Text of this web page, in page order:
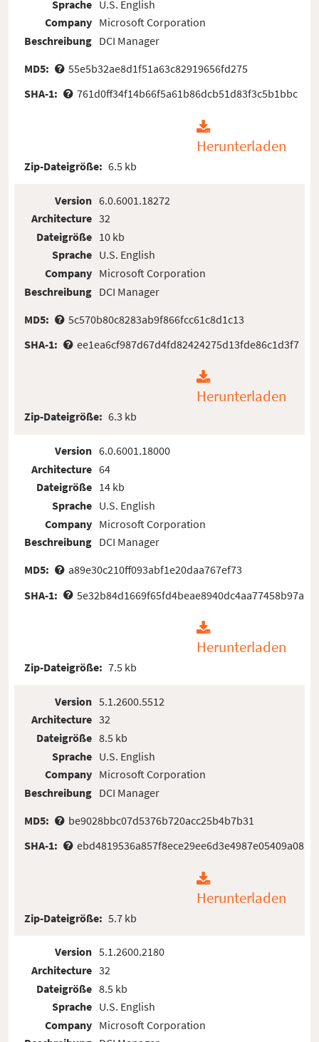
Sprache
Company
Beschreibung
U.S. English
Microsoft Corporation
DCI Manager
MD5:
55e5b32ae8d1f51a63c82919656fd275
SHA-1:
761d0ff34f14b66f5a61b86dcb51d83f3c5b1bbc
Herunterladen
Zip-Dateigröße: 6.5 kb
Version
Architecture
Dateigröße
Sprache
Company
Beschreibung
6.0.6001.18272
32
10 kb
U.S. English
Microsoft Corporation
DCI Manager
MD5:
5c570b80c8283ab9f866fcc61c8d1c13
SHA-1:
ee1ea6cf987d67d4fd82424275d13fde86c1d3f7
Herunterladen
Zip-Dateigröße: 6.3 kb
Version
Architecture
Dateigröße
Sprache
Company
Beschreibung
6.0.6001.18000
64
14 kb
U.S. English
Microsoft Corporation
DCI Manager
MD5:
a89e30c210ff093abf1e20daa767ef73
SHA-1:
5e32b84d1669f65fd4beae8940dc4aa77458b97a
Herunterladen
Zip-Dateigröße: 7.5 kb
Version
Architecture
Dateigröße
Sprache
Company
Beschreibung
5.1.2600.5512
32
8.5 kb
U.S. English
Microsoft Corporation
DCI Manager
MD5:
be9028bbc07d5376b720acc25b4b7b31
SHA-1:
ebd4819536a857f8ece29ee6d3e4987e05409a08
Herunterladen
Zip-Dateigröße: 5.7 kb
Version
Architecture
Dateigröße
Sprache
Company
5.1.2600.2180
32
8.5 kb
U.S. English
Microsoft Corporation